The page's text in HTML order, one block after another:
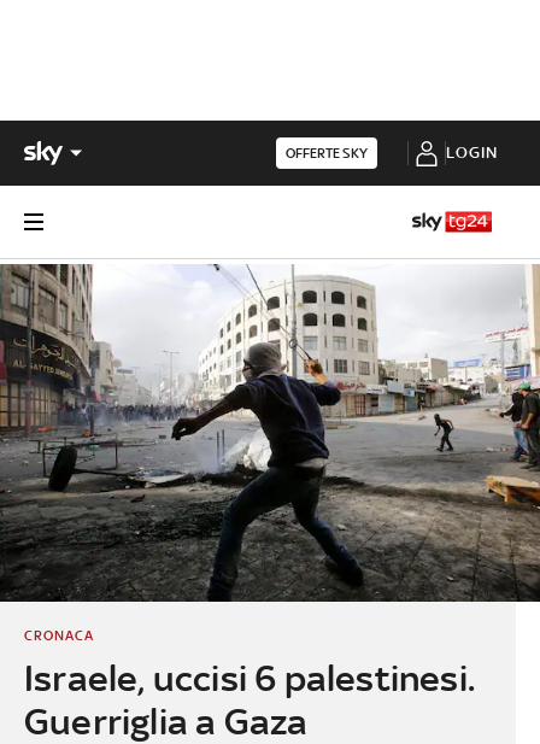
OFFERTE SKY LOGIN
Israele, uccisi 6 palestinesi.
Guerriglia a Gaza
CRONACA